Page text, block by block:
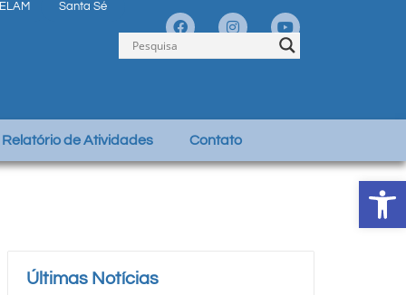
Santa Sé
Relatório de Atividades Contato
Últimas Notícias
Abrir